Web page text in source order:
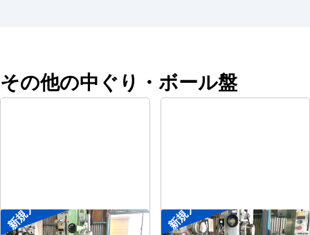
その他の中ぐり・ボール盤
新規入荷
直立ボール盤 新規入荷
直立ボール盤